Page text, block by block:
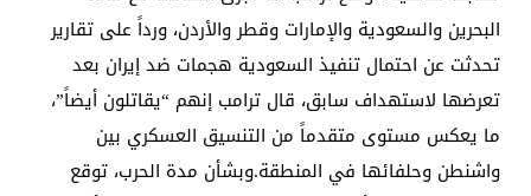
البحرين والسعودية والإمارات وقطر والأردن، ورداً على تقارير
تحدثت عن احتمال تنفيذ السعودية هجمات ضد إيران بعد
تعرضها لاستهداف سابق، قال ترامب إنهم “يقاتلون أيضاً”،
ما يعكس مستوى متقدماً من التنسيق العسكري بين
واشنطن وحلفائها في المنطقة.وبشأن مدة الحرب، توقع